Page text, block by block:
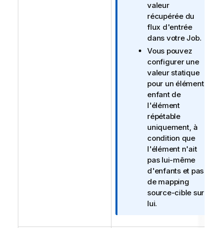
valeur
récupérée du
flux d'entrée
dans votre Job.
Vous pouvez
configurer une
valeur statique
pour un élément
enfant de
l'élément
répétable
uniquement, à
condition que
l'élément n'ait
pas lui-même
d'enfants et pas
de mapping
source-cible sur
lui.